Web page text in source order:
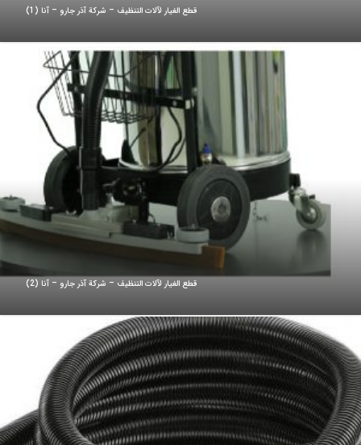
قطع الغيار لآلات التنظيف – شركة آذر جارو – آنا (1)
قطع الغيار لآلات التنظيف – شركة آذر جارو – آنا (2)